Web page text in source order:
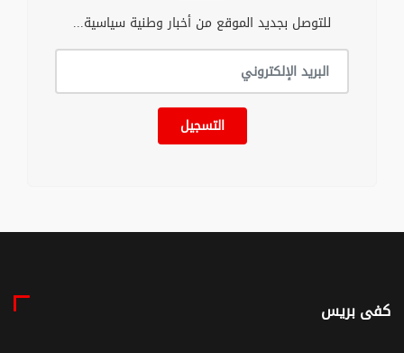
للتوصل بجديد الموقع من أخبار وطنية سياسية...
التسجيل
كفى بريس